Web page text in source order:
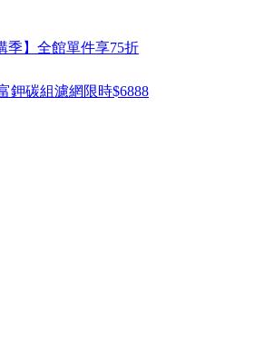
季】全館單件享75折
鉀碳組濾網限時$6888